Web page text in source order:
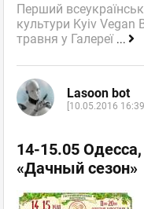
Перший
культури Kyiv Vegan
травня у Галереї ...
Lasoon bot
[10.05.2016 16:39]
14-15.05
«Дачный сезон»